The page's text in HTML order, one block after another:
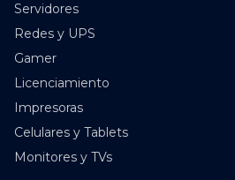
Servidores
Redes y UPS
Gamer
Licenciamiento
Impresoras
Celulares y Tablets
Monitores y TVs